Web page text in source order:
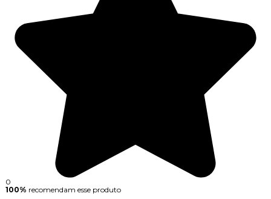
0
100% recomendam esse produto